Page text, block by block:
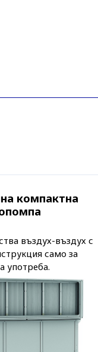
компактна
въздух-въздух с
само за
употреба.